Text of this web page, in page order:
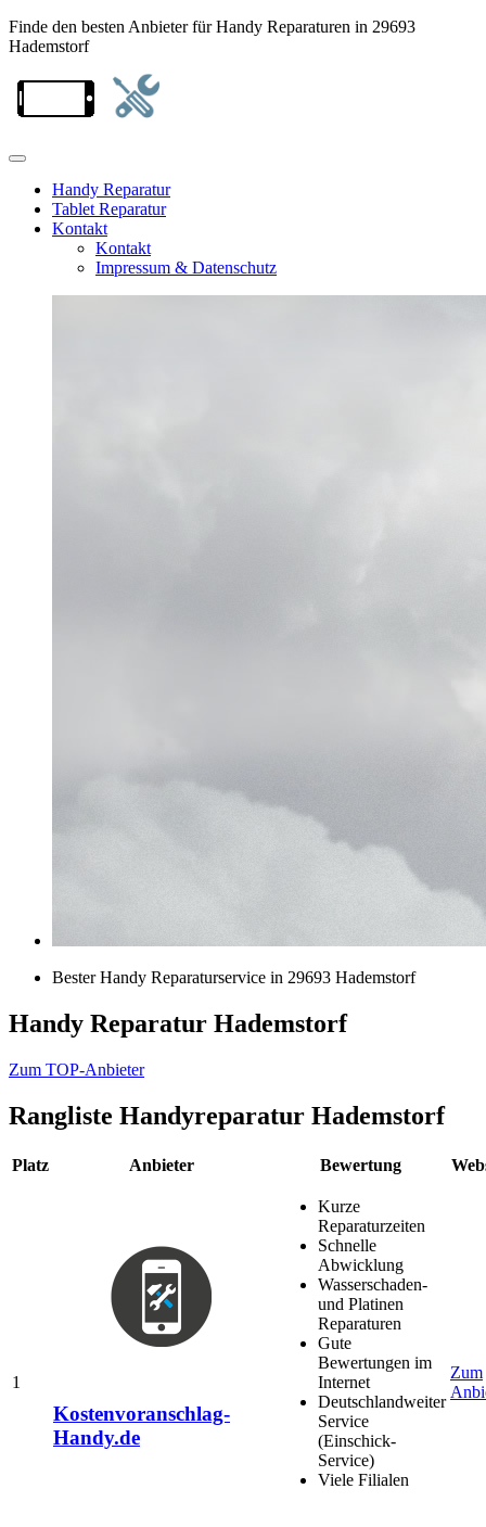
Finde den besten Anbieter für Handy Reparaturen in 29693
Hademstorf
Handy Reparatur
Tablet Reparatur
Kontakt
Kontakt
Impressum & Datenschutz
Bester Handy Reparaturservice in 29693 Hademstorf
Handy Reparatur Hademstorf
Zum TOP-Anbieter
Rangliste Handyreparatur Hademstorf
Platz Anbieter Bewertung
1
Kostenvoranschlag-
Handy.de
Kurze
Reparaturzeiten
Schnelle
Abwicklung
Wasserschaden-
und Platinen
Reparaturen
Gute
Bewertungen im
Internet
Deutschlandweiter
Service
(Einschick-
Service)
Viele Filialen
Zum